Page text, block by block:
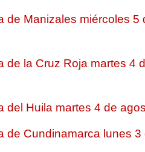
de Manizales miércoles 5
de la Cruz Roja martes 4
del Huila martes 4 de
de Cundinamarca lunes 3